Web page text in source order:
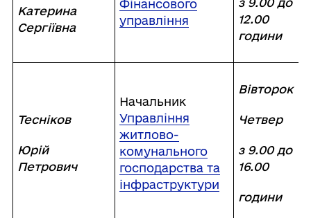
Катерина
Сергіївна
Фінансового
управління
12.00
години
Тесніков
Юрій
Петрович
Начальник
Управління
житлово-
комунального
господарства та
інфраструктури
Вівторок
Четвер
з 9.00 до
16.00
години